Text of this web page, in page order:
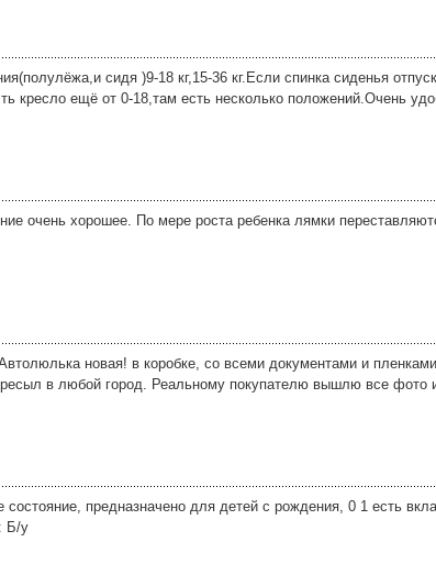
сидя )9-18 кг,15-36 кг.Если спинка сиденья
кресло ещё от 0-18,там есть несколько положений.Очень
очень хорошее. По мере роста ребенка лямки
новая! в коробке, со всеми документами и
в любой город. Реальному покупателю вышлю все фото
состояние, предназначено для детей с рождения, 0 1 есть
Б/у